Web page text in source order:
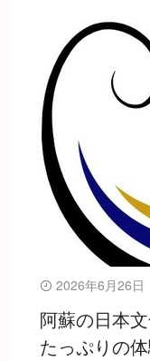
2026年6月26日
阿蘇の日本
たっぷりの